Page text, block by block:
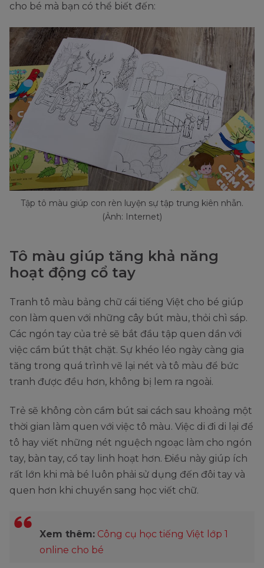
cho bé mà bạn có thể biết đến:
Tập tô màu giúp con rèn luyện sự tập trung kiên nhẫn.
(Ảnh: Internet)
Tô màu giúp tăng khả năng
hoạt động cổ tay
Tranh tô màu bảng chữ cái tiếng Việt cho bé giúp
con làm quen với những cây bút màu, thỏi chì sáp.
Các ngón tay của trẻ sẽ bắt đầu tập quen dần với
việc cầm bút thật chặt. Sự khéo léo ngày càng gia
tăng trong quá trình vẽ lại nét và tô màu để bức
tranh được đều hơn, không bị lem ra ngoài.
Trẻ sẽ không còn cầm bút sai cách sau khoảng một
thời gian làm quen với việc tô màu. Việc di đi di lại để
tô hay viết những nét nguệch ngoạc làm cho ngón
tay, bàn tay, cổ tay linh hoạt hơn. Điều này giúp ích
rất lớn khi mà bé luôn phải sử dụng đến đôi tay và
quen hơn khi chuyển sang học viết chữ.
Xem thêm: Công cụ học tiếng Việt lớp 1
online cho bé